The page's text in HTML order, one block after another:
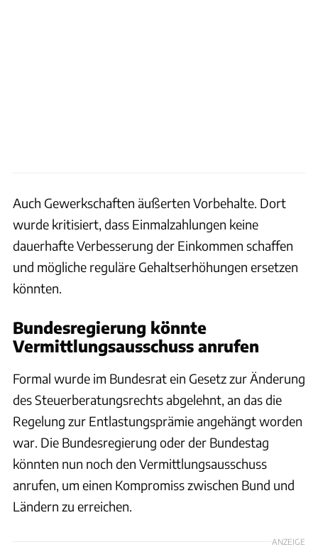
Auch Gewerkschaften äußerten Vorbehalte. Dort
wurde kritisiert, dass Einmalzahlungen keine
dauerhafte Verbesserung der Einkommen schaffen
und mögliche reguläre Gehaltserhöhungen ersetzen
könnten.
Bundesregierung könnte
Vermittlungsausschuss anrufen
Formal wurde im Bundesrat ein Gesetz zur Änderung
des Steuerberatungsrechts abgelehnt, an das die
Regelung zur Entlastungsprämie angehängt worden
war. Die Bundesregierung oder der Bundestag
könnten nun noch den Vermittlungsausschuss
anrufen, um einen Kompromiss zwischen Bund und
Ländern zu erreichen.
ANZEIGE